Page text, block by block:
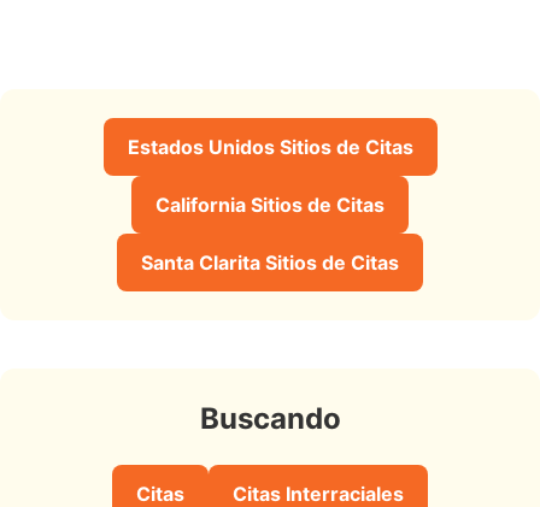
Estados Unidos Sitios de Citas
California Sitios de Citas
Santa Clarita Sitios de Citas
Buscando
Citas Citas Interraciales